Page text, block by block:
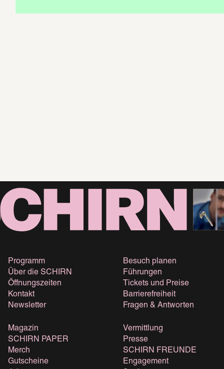
Programm
Über die SCHIRN
Öffnungszeiten
Kontakt
Newsletter
Besuch planen
Führungen
Tickets und Preise
Barrierefreiheit
Fragen & Antworten
Magazin
SCHIRN PAPER
Merch
Gutscheine
Vermittlung
Presse
SCHIRN FREUNDE
Engagement